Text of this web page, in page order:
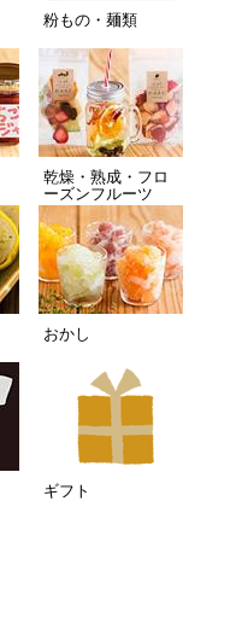
粉もの・麺類
乾燥・熟成・フロ
ーズンフルーツ
おかし
ギフト